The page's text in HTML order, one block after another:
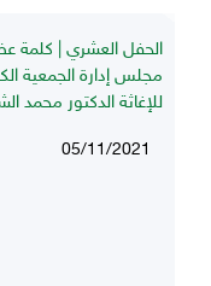
الحفل العشري | كلمة
مجلس إدارة الجمعية
للإغاثة الدكتور محمد
05/11/2021